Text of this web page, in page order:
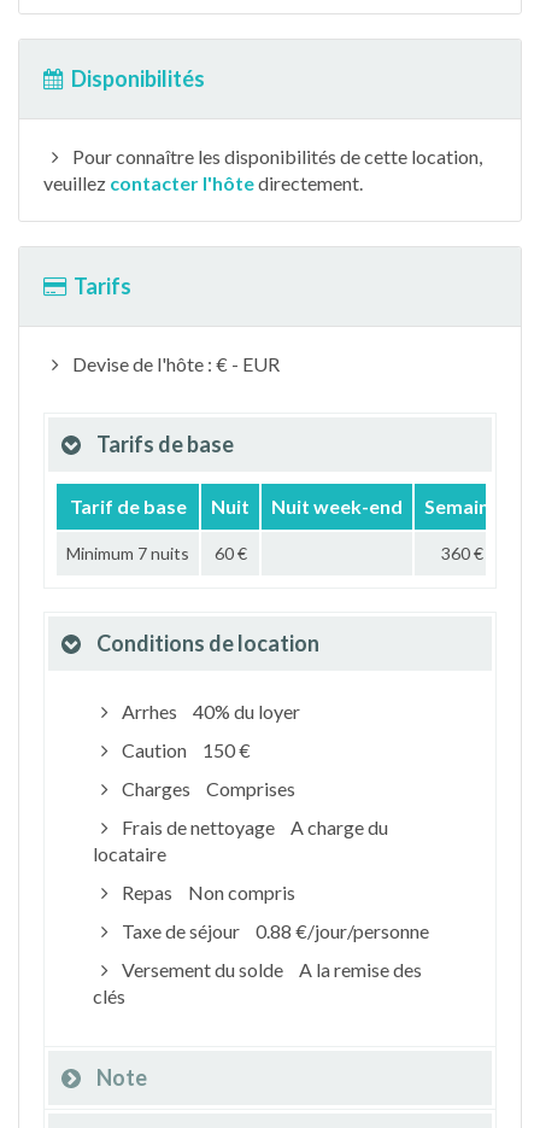
Disponibilités
Pour connaître les disponibilités de cette location,
veuillez contacter l'hôtedirectement.
Tarifs
Devise de l'hôte : € - EUR
Tarifs de base
Tarif de base Nuit Nuit week-end Semaine
Minimum 7 nuits 60 € 360 €
Conditions de location
Arrhes
40% du loyer
Caution
150 €
Charges
Comprises
Frais de nettoyage
A charge du
locataire
Repas
Non compris
Taxe de séjour
0.88 €/jour/personne
Versement du solde
A la remise des
clés
Note